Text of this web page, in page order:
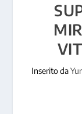
Inserito da